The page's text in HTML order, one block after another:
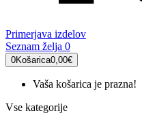
Primerjava izdelov
Seznam želja 0
0Košarica0,00€
Vaša košarica je prazna!
Vse kategorije